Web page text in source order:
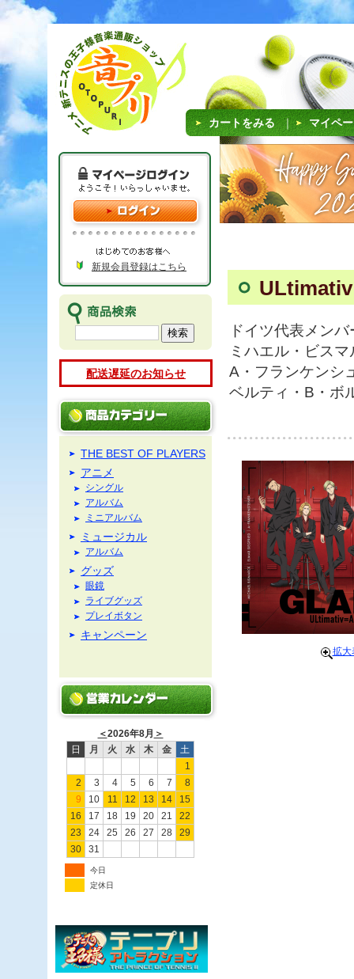
カートをみる ｜ マイペ
新規会員登録はこちら
配送遅延のお知らせ
THE BEST OF PLAYERS
アニメ
シングル
アルバム
ミニアルバム
ミュージカル
アルバム
グッズ
眼鏡
ライブグッズ
プレイボタン
キャンペーン
＜2026年8月 ＞
日
月 火 水 木 金
土
1
2
3 4 5 6 7
8
9
10 11 12 13 14
15
16
17 18 19 20 21
22
23
24 25 26 27 28
29
30
31
今日
定休日
ドイツ代表メン
ミハエル・ビス
A・フランケンシ
ベルティ・B・ボ
拡大